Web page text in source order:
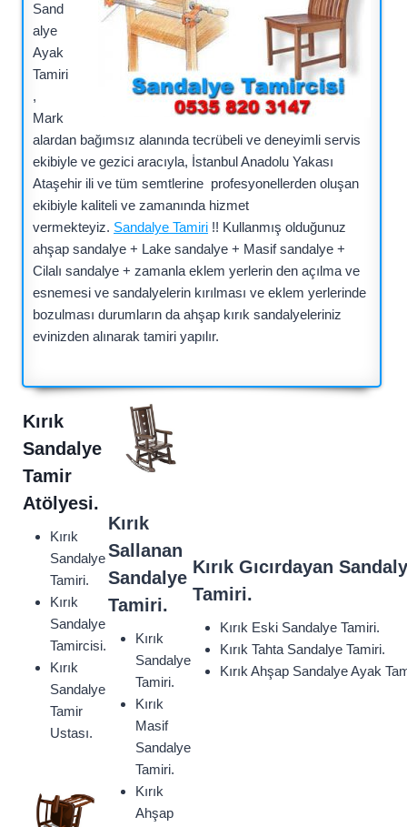
Sand
alye
Ayak
Tamiri
,
Mark
alardan bağımsız alanında tecrübeli ve deneyimli servis
ekibiyle ve gezici aracıyla, İstanbul Anadolu Yakası
Ataşehir ili ve tüm semtlerine profesyonellerden oluşan
ekibiyle kaliteli ve zamanında hizmet
vermekteyiz. Sandalye Tamiri !! Kullanmış olduğunuz
ahşap sandalye + Lake sandalye + Masif sandalye +
Cilalı sandalye + zamanla eklem yerlerin den açılma ve
esnemesi ve sandalyelerin kırılması ve eklem yerlerinde
bozulması durumların da ahşap kırık sandalyeleriniz
evinizden alınarak tamiri yapılır.
Kırık
Sandalye
Tamir
Atölyesi.
Kırık
Sandalye
Tamiri.
Kırık
Sandalye
Tamircisi.
Kırık
Sandalye
Tamir
Ustası.
Kırık
Sallanan
Sandalye
Tamiri.
Kırık
Sandalye
Tamiri.
Kırık
Masif
Sandalye
Tamiri.
Kırık
Ahşap
Kırık Gıcırdayan
Tamiri.
Kırık Eski Sandalye Tamiri.
Kırık Tahta Sandalye Tamiri.
Kırık Ahşap Sandalye Ayak